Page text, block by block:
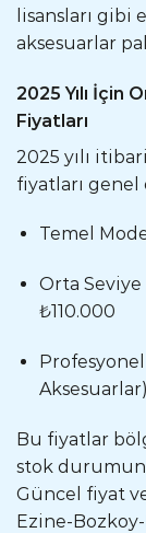
lisansları
aksesuarlar
2025 Yılı
Fiyatları
2025 yılı
fiyatları genel
Temel
Orta Seviye
₺110.000
Bu fiyatlar
stok
Güncel fiyat
Ezine-